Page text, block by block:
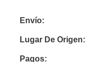
Envío:
Lugar De Origen:
Pagos: